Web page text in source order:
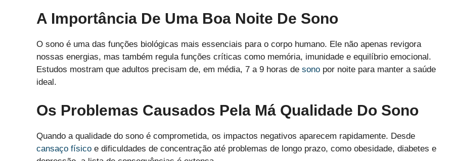
A Importância De Uma Boa Noite De Sono
O sono é uma das funções biológicas mais essenciais para o corpo humano. Ele não apenas revigora
nossas energias, mas também regula funções críticas como memória, imunidade e equilíbrio emocional.
Estudos mostram que adultos precisam de, em média, 7 a 9 horas de sono por noite para manter a saúde
ideal.
Os Problemas Causados Pela Má Qualidade Do Sono
Quando a qualidade do sono é comprometida, os impactos negativos aparecem rapidamente. Desde
cansaço físico e dificuldades de concentração até problemas de longo prazo, como obesidade, diabetes e